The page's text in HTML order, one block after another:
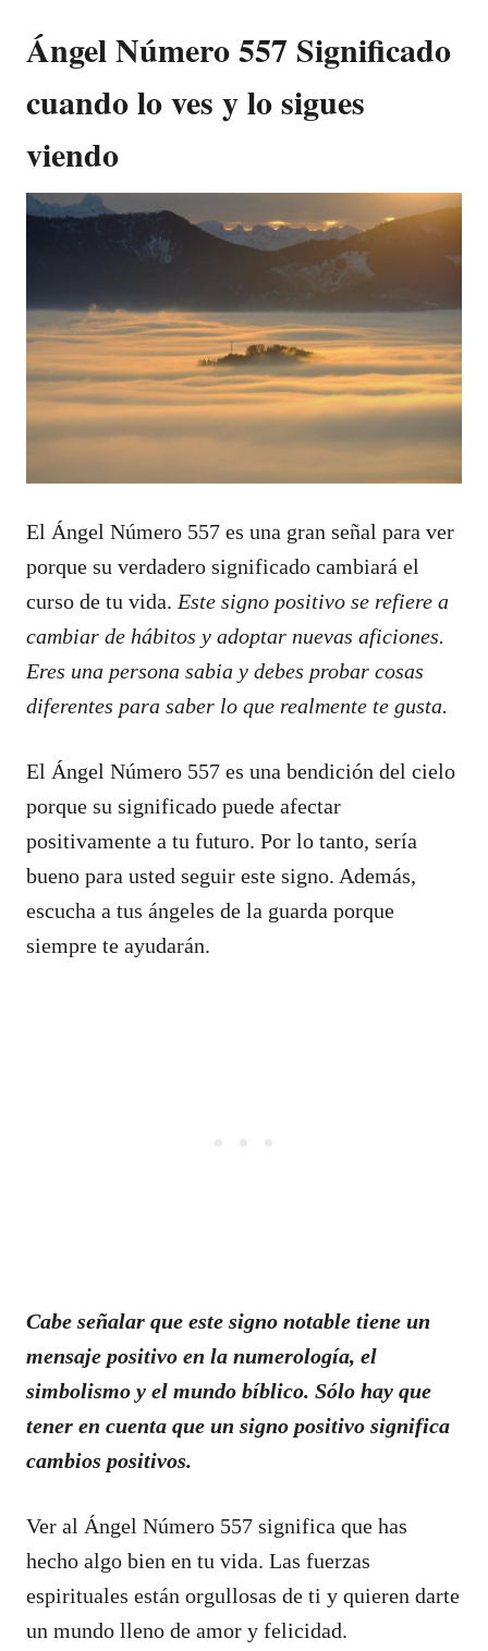
Ángel Número 557 Significado
cuando lo ves y lo sigues
viendo
El Ángel Número 557 es una gran señal para ver
porque su verdadero significado cambiará el
curso de tu vida. Este signo positivo se refiere a
cambiar de hábitos y adoptar nuevas aficiones.
Eres una persona sabia y debes probar cosas
diferentes para saber lo que realmente te gusta.
El Ángel Número 557 es una bendición del cielo
porque su significado puede afectar
positivamente a tu futuro. Por lo tanto, sería
bueno para usted seguir este signo. Además,
escucha a tus ángeles de la guarda porque
siempre te ayudarán.
Cabe señalar que este signo notable tiene un
mensaje positivo en la numerología, el
simbolismo y el mundo bíblico. Sólo hay que
tener en cuenta que un signo positivo significa
cambios positivos.
Ver al Ángel Número 557 significa que has
hecho algo bien en tu vida. Las fuerzas
espirituales están orgullosas de ti y quieren darte
un mundo lleno de amor y felicidad.